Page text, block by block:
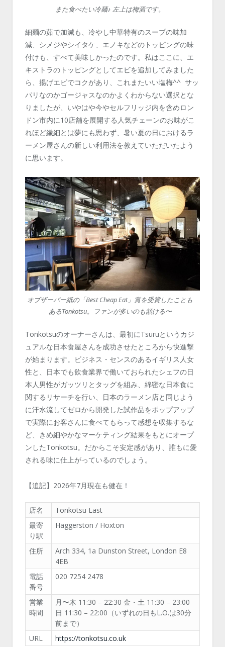
また食べたい冷麺♪ 左上は梅酒です。
細麺の茹で加減も、冷やし中華特有のスープの味加
減、シメジやシイタケ、エノキなどのトッピングの味
付けも、すべて美味しかったのです。私はここに、エ
キストラのトッピングとしてエビを追加してみました
ら、揚げエビでコクがあり、これまたいい塩梅^^ サッ
パリなのかゴージャスなのかよくわからない選択とな
りましたが、いやはや今やセルフリッジ内を含めロン
ドン市内に10店舗を展開する人気チェーンのお味がこ
れほど繊細とは夢にも思わず、暑い夏の日におけるラ
ーメン屋さんの新しい利用法を教えていただいたよう
に思います。
オブザーバー紙の「Best Cheap Eat」賞を受賞したことも
あるTonkotsu。ファンが多いのも頷ける〜
Tonkotsuのオーナーさんは、最初にTsuruというカジ
ュアルな日本食屋さんを成功させたところから快進撃
が始まります。ビジネス・センスのあるイギリス人女
性と、日本でも飲食業界で働いておられたシェフの日
本人男性がガッツリとタッグを組み、綿密な日本食に
関するリサーチを行い、日本のラーメン店と同じよう
に汗水流してゼロから開発した試作品をポップアップ
で実際にお客さんに食べてもらって感想を収集するな
ど、きめ細やかなマーケティング結果をもとにオープ
ンしたTonkotsu。だからこそ安定感があり、誰もに愛
される味に仕上がっているのでしょう。
【追記】2026年7月現在も健在！
店名
Tonkotsu East
最寄
り駅
Haggerston / Hoxton
住所
Arch 334, 1a Dunston Street, London E8
4EB
電話
番号
020 7254 2478
営業
時間
月〜木 11:30 – 22:30 金・土 11:30 – 23:00
日 11:30 – 22:00（いずれの日もL.O.は30分
前まで）
URL
https://tonkotsu.co.uk